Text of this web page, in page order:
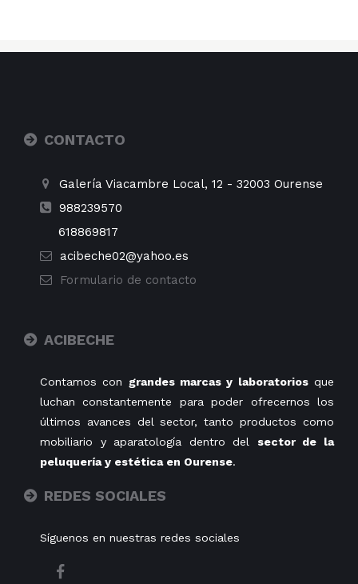
CONTACTO
Galería Viacambre Local, 12 - 32003 Ourense
988239570
618869817
acibeche02@yahoo.es
Formulario de contacto
ACIBECHE
Contamos con grandes marcas y laboratoriosque
luchan constantemente para poder ofrecernos los
últimos avances del sector, tanto productos como
mobiliario y aparatología dentro del sector de la
peluquería y estética en Ourense.
REDES SOCIALES
Síguenos en nuestras redes sociales